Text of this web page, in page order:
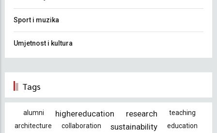
Sport i muzika
Umjetnost i kultura
Tags
alumni highereducation research
teaching
architecture
collaboration sustainability
education